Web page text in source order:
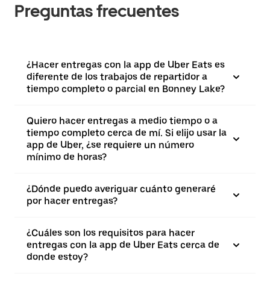
Preguntas frecuentes
¿Hacer entregas con la app de Uber Eats es
diferente de los trabajos de repartidor a
tiempo completo o parcial en Bonney Lake?
Quiero hacer entregas a medio tiempo o a
tiempo completo cerca de mí. Si elijo usar la
app de Uber, ¿se requiere un número
mínimo de horas?
¿Dónde puedo averiguar cuánto generaré
por hacer entregas?
¿Cuáles son los requisitos para hacer
entregas con la app de Uber Eats cerca de
donde estoy?